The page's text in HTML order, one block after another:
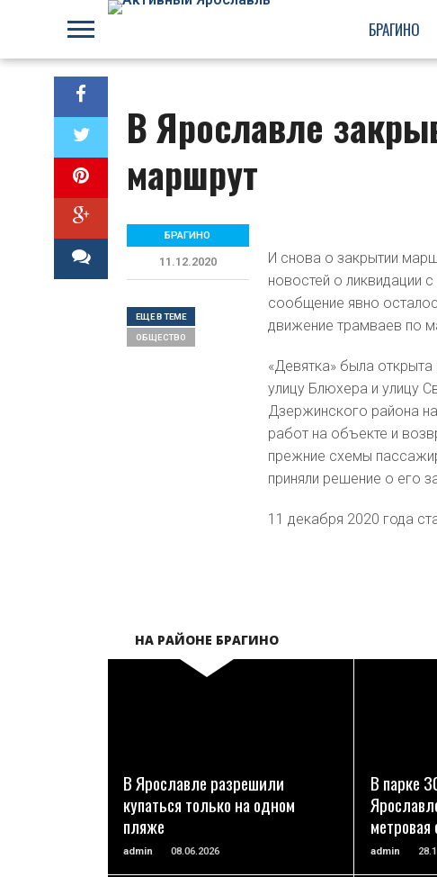
БРАГИНО
В Ярославле
маршрут
И снова о закрытии
новостей о ликвидации
сообщение явно
движение трамваев по
«Девятка» была
улицу Блюхера и улицу
Дзержинского района
работ на объекте и
прежние схемы
приняли решение о его
11 декабря 2020 года
БРАГИНО
11.12.2020
ЕЩЕ В ТЕМЕ
ОБЩЕСТВО
НА РАЙОНЕ БРАГИНО
В Ярославле разрешили
купаться только на одном
пляже
admin 08.06.2026
В парке
метровая
admin